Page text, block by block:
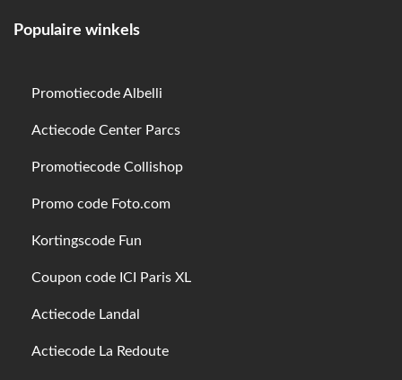
Populaire winkels
Promotiecode Albelli
Actiecode Center Parcs
Promotiecode Collishop
Promo code Foto.com
Kortingscode Fun
Coupon code ICI Paris XL
Actiecode Landal
Actiecode La Redoute